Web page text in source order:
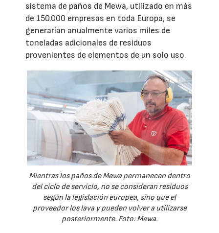
sistema de paños de Mewa, utilizado en más
de 150.000 empresas en toda Europa, se
generarían anualmente varios miles de
toneladas adicionales de residuos
provenientes de elementos de un solo uso.
Mientras los paños de Mewa permanecen dentro
del ciclo de servicio, no se consideran residuos
según la legislación europea, sino que el
proveedor los lava y pueden volver a utilizarse
posteriormente. Foto: Mewa.